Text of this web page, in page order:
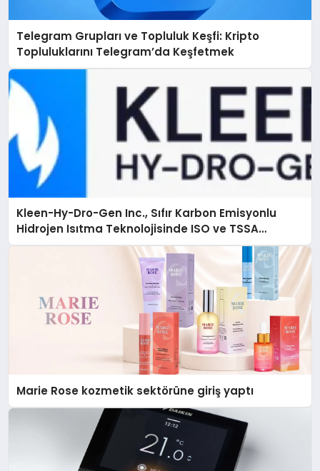
Telegram Grupları ve Topluluk Keşfi: Kripto
Topluluklarını Telegram’da Keşfetmek
Kleen-Hy-Dro-Gen Inc., Sıfır Karbon Emisyonlu
Hidrojen Isıtma Teknolojisinde ISO ve TSSA
Düzenleyici Onaylarını Aldı
Marie Rose kozmetik sektörüne giriş yaptı